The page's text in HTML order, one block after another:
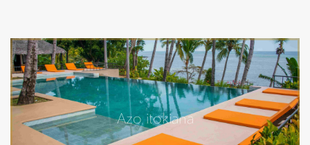
Azo itokiana